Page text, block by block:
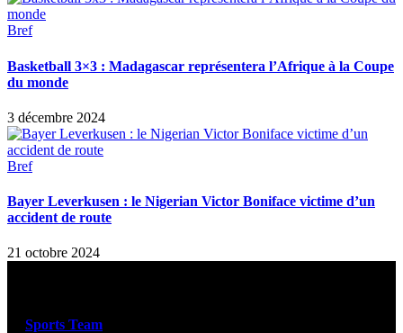
Bref
Basketball 3×3 : Madagascar représentera l’Afrique à la Coupe
du monde
3 décembre 2024
Bref
Bayer Leverkusen : le Nigerian Victor Boniface victime d’un
accident de route
21 octobre 2024
Sports Team